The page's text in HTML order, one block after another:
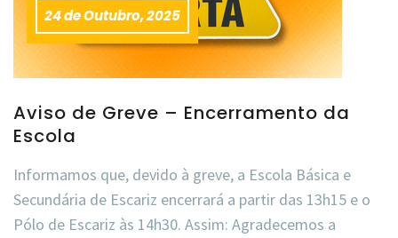
24 de Outubro, 2025
Aviso de Greve – Encerramento da
Escola
Informamos que, devido à greve, a Escola Básica e
Secundária de Escariz encerrará a partir das 13h15 e o
Pólo de Escariz às 14h30. Assim: Agradecemos a